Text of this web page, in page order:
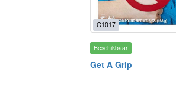
G1017
Beschikbaar
Get A Grip